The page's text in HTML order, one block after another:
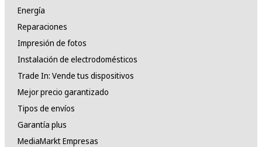
Energía
Reparaciones
Impresión de fotos
Instalación de electrodomésticos
Trade In: Vende tus dispositivos
Mejor precio garantizado
Tipos de envíos
Garantía plus
MediaMarkt Empresas